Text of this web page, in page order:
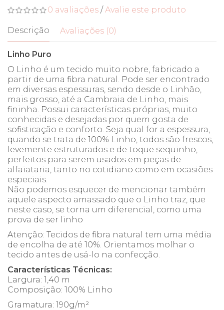
0 avaliações /Avalie este produto
Descrição Avaliações (0)
Linho Puro
O Linho é um tecido muito nobre, fabricado a
partir de uma fibra natural. Pode ser encontrado
em diversas espessuras, sendo desde o Linhão,
mais grosso, até a Cambraia de Linho, mais
fininha. Possui características próprias, muito
conhecidas e desejadas por quem gosta de
sofisticação e conforto. Seja qual for a espessura,
quando se trata de 100% Linho, todos são frescos,
levemente estruturados e de toque sequinho,
perfeitos para serem usados em peças de
alfaiataria, tanto no cotidiano como em ocasiões
especiais.
Não podemos esquecer de mencionar também
aquele aspecto amassado que o Linho traz, que
neste caso, se torna um diferencial, como uma
prova de ser linho
Atenção: Tecidos de fibra natural tem uma média
de encolha de até 10%. Orientamos molhar o
tecido antes de usá-lo na confecção.
Características Técnicas:
Largura: 1,40 m
Composição: 100% Linho
Gramatura: 190g/m²